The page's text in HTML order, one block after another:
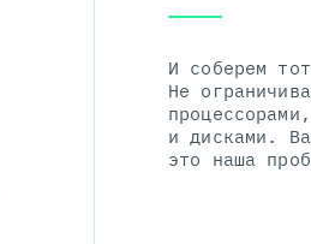
И соберем
Не
и дисками.
это наша